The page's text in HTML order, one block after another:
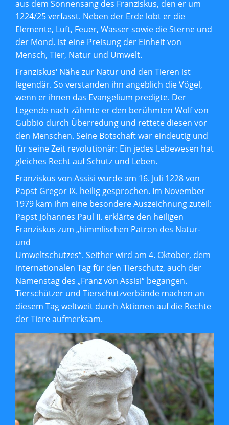
aus dem Sonnensang des Franziskus, den er um
1224/25 verfasst. Neben der Erde lobt er die
Elemente, Luft, Feuer, Wasser sowie die Sterne und
der Mond. ist eine Preisung der Einheit von
Mensch, Tier, Natur und Umwelt.
Franziskus‘ Nähe zur Natur und den Tieren ist
legendär. So verstanden ihn angeblich die Vögel,
wenn er ihnen das Evangelium predigte. Der
Legende nach zähmte er den berühmten Wolf von
Gubbio durch Überredung und rettete diesen vor
den Menschen. Seine Botschaft war eindeutig und
für seine Zeit revolutionär: Ein jedes Lebewesen hat
gleiches Recht auf Schutz und Leben.
Franziskus von Assisi wurde am 16. Juli 1228 von
Papst Gregor IX. heilig gesprochen. Im November
1979 kam ihm eine besondere Auszeichnung zuteil:
Papst Johannes Paul II. erklärte den heiligen
Franziskus zum „himmlischen Patron des Natur-
und
Umweltschutzes“. Seither wird am 4. Oktober, dem
internationalen Tag für den Tierschutz, auch der
Namenstag des „Franz von Assisi“ begangen.
Tierschützer und Tierschutzverbände machen an
diesem Tag weltweit durch Aktionen auf die Rechte
der Tiere aufmerksam.